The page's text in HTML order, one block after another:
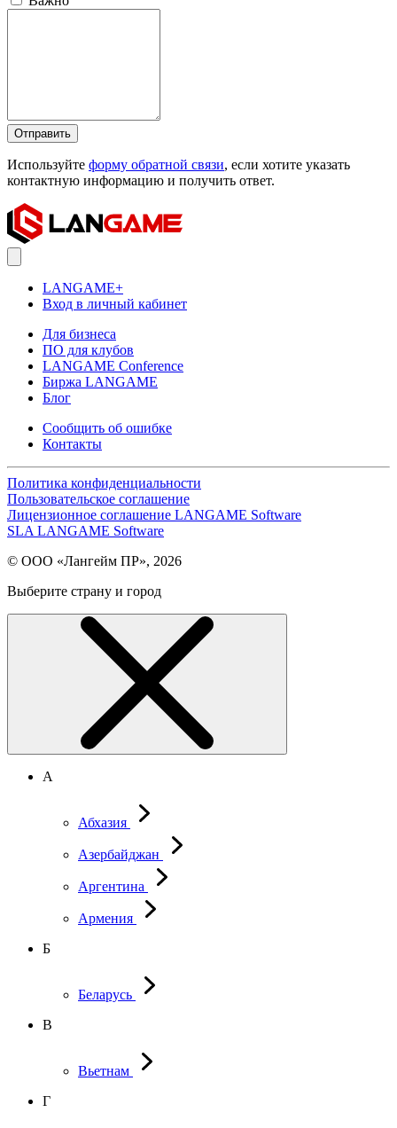
Отправить
Используйте форму обратной связи, если хотите указать
контактную информацию и получить ответ.
LANGAME+
Вход в личный кабинет
Для бизнеса
ПО для клубов
LANGAME Conference
Биржа LANGAME
Блог
Сообщить об ошибке
Контакты
Политика конфиденциальности
Пользовательское соглашение
Лицензионное соглашение LANGAME Software
SLA LANGAME Software
© ООО «Лангейм ПР», 2026
Выберите страну и город
А
Абхазия
Азербайджан
Аргентина
Армения
Б
Беларусь
В
Вьетнам
Г